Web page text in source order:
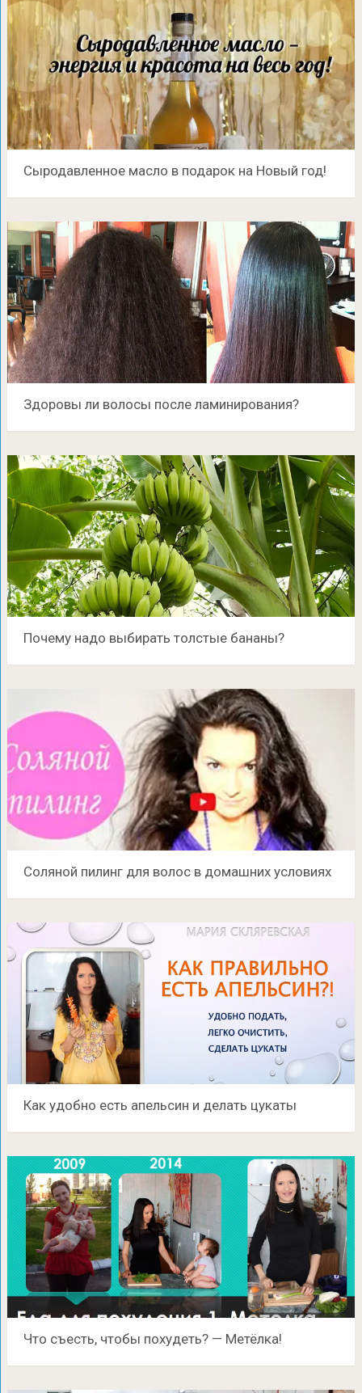
Сыродавленное масло в подарок на Новый год!
Здоровы ли волосы после ламинирования?
Почему надо выбирать толстые бананы?
Соляной пилинг для волос в домашних условиях
Как удобно есть апельсин и делать цукаты
Что съесть, чтобы похудеть? — Метёлка!